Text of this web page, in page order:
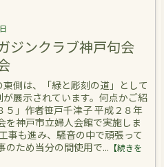
ジンクラブ神戸句会
側は、「緑と彫刻の道」として
が展示されています。何点かご紹
５」作者笹戸千津子 平成２８年
神戸市立婦人会館で実施しま
事も進み、騒音の中で頑張って
のため当分の間使用で... 【続きを